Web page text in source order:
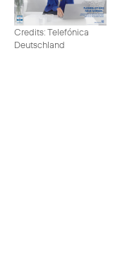
Credits: Telefónica
Deutschland